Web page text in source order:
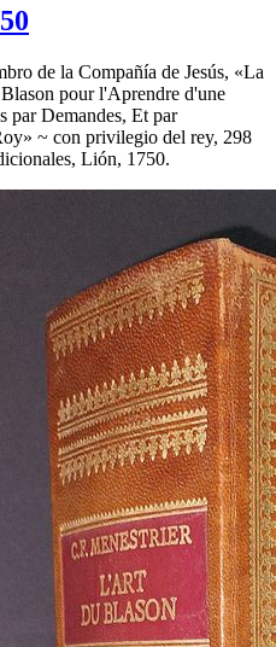
de la Compañía de Jesús, «La
pour l'Aprendre d'une
par Demandes, Et par
» ~ con privilegio del rey, 298
Lión, 1750.